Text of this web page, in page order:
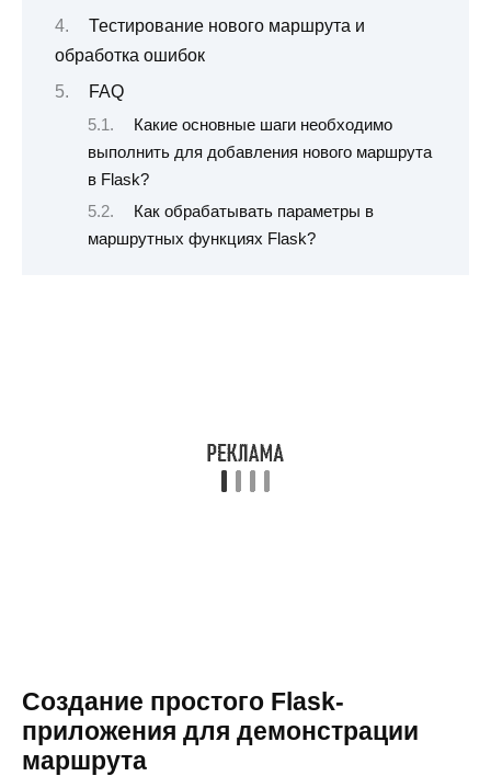
Тестирование нового маршрута и
обработка ошибок
FAQ
Какие основные шаги необходимо
выполнить для добавления нового маршрута
в Flask?
Как обрабатывать параметры в
маршрутных функциях Flask?
Создание простого Flask-
приложения для демонстрации
маршрута